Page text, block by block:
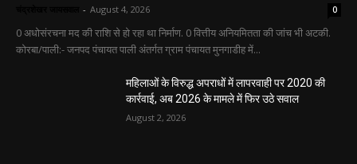
- August 4, 2026 0
0 अधोसंरचना मद की राशि से हो रहा था निर्माण. 0 वित्तीय अनियमितता की जांच भी अटकी.
कोरबा/पाली:- जनपद पंचायत पाली अंतर्गत ग्राम पंचायत मुनगाडीह में...
महिलाओं के विरुद्ध अपराधों में लापरवाही पर 2020 की
कार्रवाई, अब 2026 के मामले में फिर उठे सवाल
August 2, 2026